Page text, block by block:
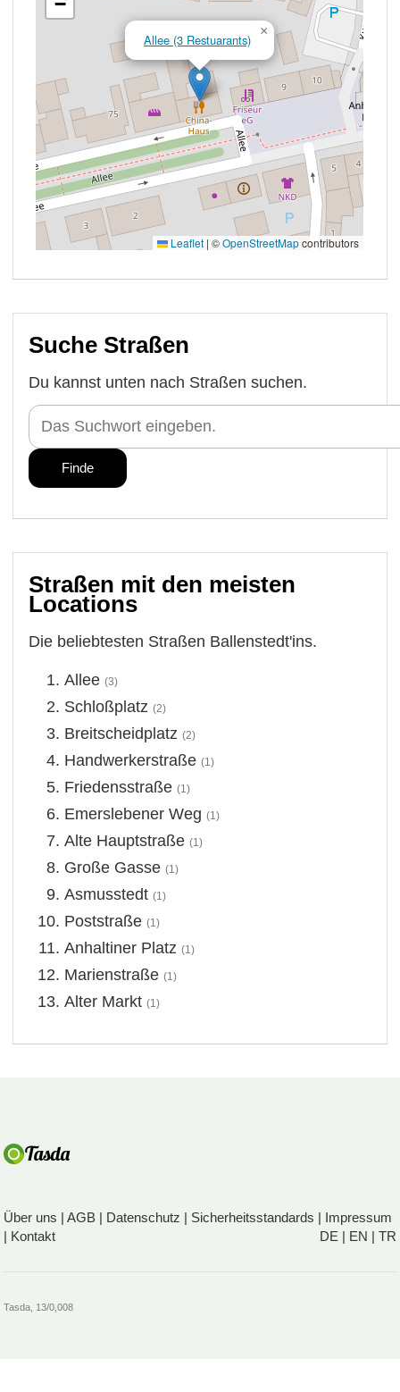
Suche Straßen
Du kannst unten nach Straßen suchen.
Straßen mit den meisten
Locations
Die beliebtesten Straßen Ballenstedt'ins.
Allee (3)
Schloßplatz (2)
Breitscheidplatz (2)
Handwerkerstraße (1)
Friedensstraße (1)
Emerslebener Weg (1)
Alte Hauptstraße (1)
Große Gasse (1)
Asmusstedt (1)
Poststraße (1)
Anhaltiner Platz (1)
Marienstraße (1)
Alter Markt (1)
Über uns |AGB Datenschutz Sicherheitsstandards
Impressum
Kontakt DE| EN TR
Tasda, 13/0,008